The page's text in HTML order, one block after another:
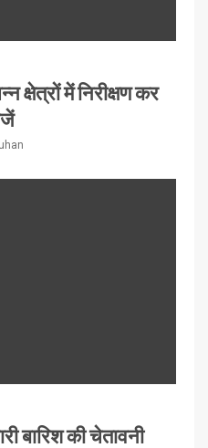
क्षेत्रों में निरीक्षण कर
बारिश की चेतावनी